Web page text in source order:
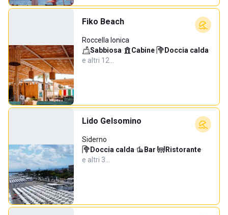
Fiko Beach
Roccella Ionica
Sabbiosa· Cabine· Doccia calda·
e altri 12…
Lido Gelsomino
Siderno
Doccia calda· Bar· Ristorante·
e altri 3…